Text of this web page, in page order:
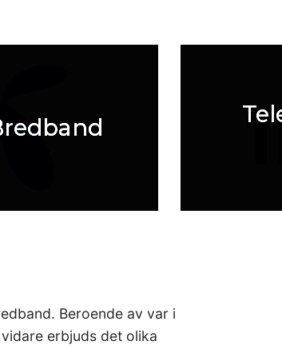
Beroende av var i
erbjuds det olika